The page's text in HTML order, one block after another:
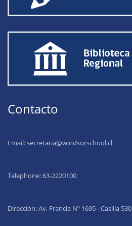
Contacto
Email:secretaria@windsorschool.cl
Telephone: 63-2220100
Dirección: Av. Francia Nº 1695 - Casilla 530